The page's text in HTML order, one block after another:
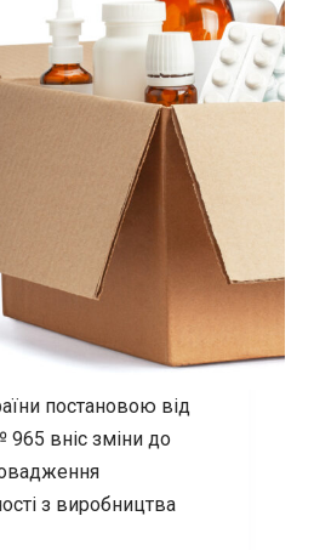
постановою від
вніс зміни до
з виробництва